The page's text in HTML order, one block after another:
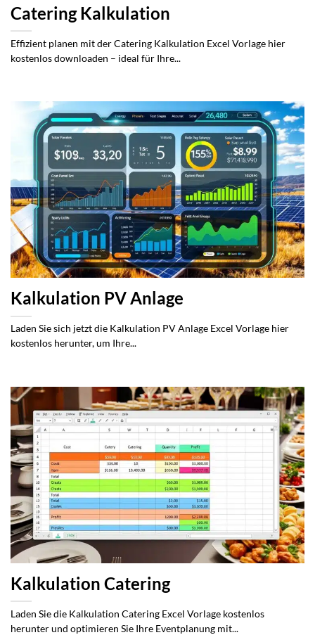
Catering Kalkulation
Effizient planen mit der Catering Kalkulation Excel Vorlage hier
kostenlos downloaden – ideal für Ihre...
Kalkulation PV Anlage
Laden Sie sich jetzt die Kalkulation PV Anlage Excel Vorlage hier
kostenlos herunter, um Ihre...
Kalkulation Catering
Laden Sie die Kalkulation Catering Excel Vorlage kostenlos
herunter und optimieren Sie Ihre Eventplanung mit...